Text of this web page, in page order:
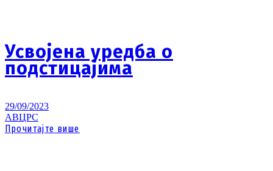
Усвојена уредба о
подстицајима
29/09/2023
АВЦРС
Прочитајте више